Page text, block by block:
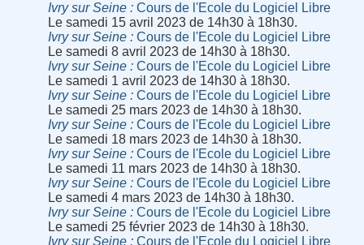
Ivry sur Seine
Cours de l'Ecole du Logiciel Libre
Le samedi 15 avril 2023 de 14h30 à 18h30.
Ivry sur Seine
Cours de l'Ecole du Logiciel Libre
Le samedi 8 avril 2023 de 14h30 à 18h30.
Ivry sur Seine
Cours de l'Ecole du Logiciel Libre
Le samedi 1 avril 2023 de 14h30 à 18h30.
Ivry sur Seine
Cours de l'Ecole du Logiciel Libre
Le samedi 25 mars 2023 de 14h30 à 18h30.
Ivry sur Seine
Cours de l'Ecole du Logiciel Libre
Le samedi 18 mars 2023 de 14h30 à 18h30.
Ivry sur Seine
Cours de l'Ecole du Logiciel Libre
Le samedi 11 mars 2023 de 14h30 à 18h30.
Ivry sur Seine
Cours de l'Ecole du Logiciel Libre
Le samedi 4 mars 2023 de 14h30 à 18h30.
Ivry sur Seine
Cours de l'Ecole du Logiciel Libre
Le samedi 25 février 2023 de 14h30 à 18h30.
Ivry sur Seine
Cours de l'Ecole du Logiciel Libre